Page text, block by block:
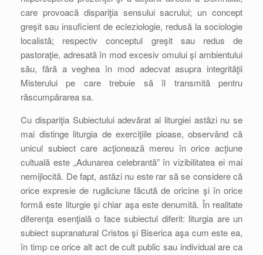
care provoacă dispariţia sensului sacrului; un concept
greşit sau insuficient de ecleziologie, redusă la sociologie
localistă; respectiv conceptul greşit sau redus de
pastoraţie, adresată în mod excesiv omului şi ambientului
său, fără a veghea în mod adecvat asupra integrităţii
Misterului pe care trebuie să îl transmită pentru
răscumpărarea sa.
Cu dispariţia Subiectului adevărat al liturgiei astăzi nu se
mai distinge liturgia de exerciţiile pioase, observând că
unicul subiect care acţionează mereu în orice acţiune
cultuală este „Adunarea celebrantă” în vizibilitatea ei mai
nemijlocită. De fapt, astăzi nu este rar să se considere că
orice expresie de rugăciune făcută de oricine şi în orice
formă este liturgie şi chiar aşa este denumită. În realitate
diferenţa esenţială o face subiectul diferit: liturgia are un
subiect supranatural Cristos şi Biserica aşa cum este ea,
în timp ce orice alt act de cult public sau individual are ca